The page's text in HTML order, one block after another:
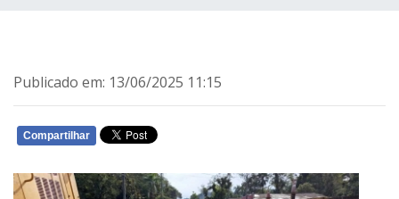
Publicado em: 13/06/2025 11:15
Compartilhar